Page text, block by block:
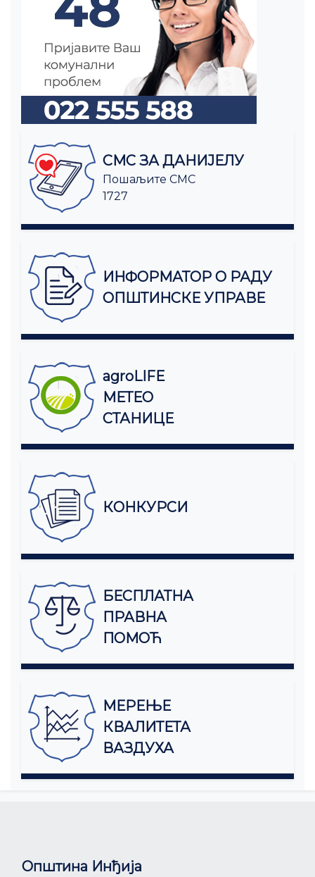
СМС ЗА ДАНИЈЕЛУ
Пошаљите СМС
1727
ИНФОРМАТОР О РАДУ
ОПШТИНСКЕ УПРАВЕ
agroLIFE
МЕТЕО
СТАНИЦЕ
КОНКУРСИ
БЕСПЛАТНА
ПРАВНА
ПОМОЋ
МЕРЕЊЕ
КВАЛИТЕТА
ВАЗДУХА
Општина Инђија